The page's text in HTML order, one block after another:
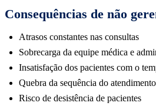
Consequências de não
Atrasos constantes nas consultas
Sobrecarga da equipe médica e
Insatisfação dos pacientes com o
Quebra da sequência do
Risco de desistência de pacientes